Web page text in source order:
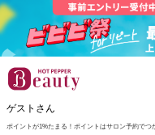
ゲストさん
ポイントが1%たまる！ ポイントはサロン予約でつ